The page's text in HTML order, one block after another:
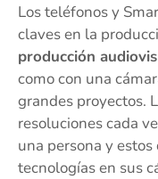
Los teléfonos y
claves en la
producción
como con una
grandes proyectos.
resoluciones cada
una persona y
tecnologías en sus